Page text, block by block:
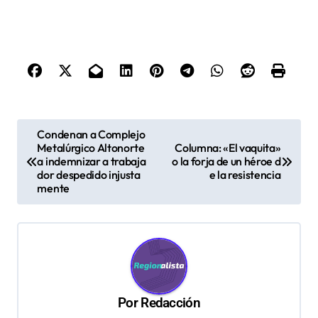
e
g
Condenan a Complejo
Metalúrgico Altonorte
a indemnizar a trabaja
dor despedido injusta
mente
Columna: «El vaquita»
o la forja de un héroe d
e la resistencia
PorRedacción